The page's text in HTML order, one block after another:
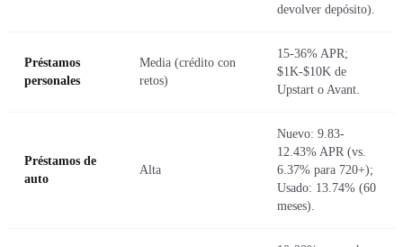
devolver depósito).
Préstamos
personales
Media (crédito con
retos)
15-36% APR;
$1K-$10K de
Upstart o Avant.
Préstamos de
auto
Alta
Nuevo: 9.83-
12.43% APR (vs.
6.37% para 720+);
Usado: 13.74% (60
meses).